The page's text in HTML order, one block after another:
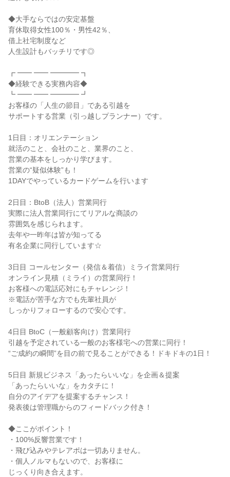
◆大手ならではの安定基盤
育休取得女性100％・男性42％、
借上社宅制度など
人生設計もバッチリです◎
┏ ━━ ━━ ━━━━ ┓
◆経験できる実務内容◆
┗ ━━ ━━ ━━━━ ┛
お客様の「人生の節目」である引越を
サポートする営業（引っ越しプランナー）です。
1日目：オリエンテーション
就活のこと、会社のこと、業界のこと、
営業の基本をしっかり学びます。
営業の“疑似体験”も！
1DAYでやっているカードゲームを行います
2日目：BtoB（法人）営業同行
実際に法人営業同行にてリアルな商談の
雰囲気を感じられます。
去年や一昨年は皆が知ってる
有名企業に同行しています☆
3日目 コールセンター（発信＆着信）ミライ営業同行
オンライン見積（ミライ）の営業同行！
お客様への電話応対にもチャレンジ！
※電話が苦手な方でも先輩社員が
しっかりフォローするので安心です。
4日目 BtoC（一般顧客向け）営業同行
引越を予定されている一般のお客様宅への営業に同行！
“ご成約の瞬間”を目の前で見ることができる！ドキドキの1日！
5日目 新規ビジネス「あったらいいな」を企画＆提案
「あったらいいな」をカタチに！
自分のアイデアを提案するチャンス！
発表後は管理職からのフィードバック付き！
◆ここがポイント！
・100%反響営業です！
・飛び込みやテレアポは一切ありません。
・個人ノルマもないので、お客様に
じっくり向き合えます。